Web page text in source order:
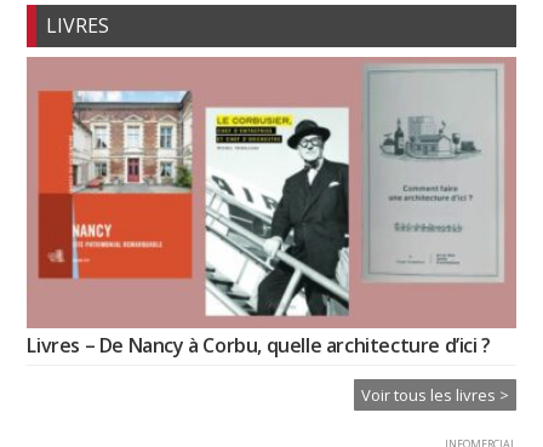
LIVRES
Livres – De Nancy à Corbu, quelle architecture d’ici ?
Voir tous les livres >
INFOMERCIAL